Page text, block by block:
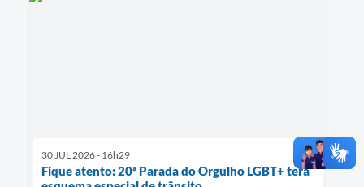
30 JUL 2026 - 16h29
Fique atento: 20ª Parada do Orgulho LGBT+ terá